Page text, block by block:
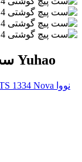
ست پیچ گوشتی 4 عددی آهنربایی Yuhao